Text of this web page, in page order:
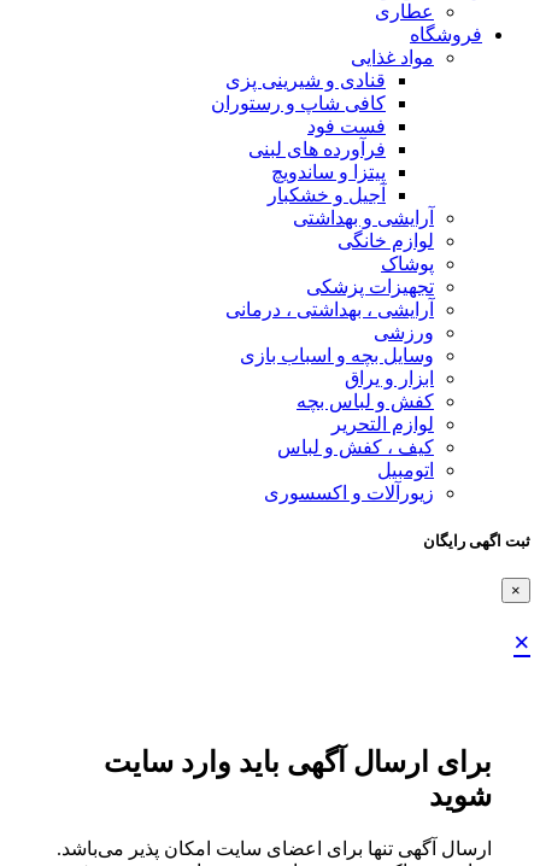
عطاری
فروشگاه
مواد غذایی
قنادی و شیرینی پزی
کافی شاپ و رستوران
فست فود
فرآورده های لبنی
پیتزا و ساندویچ
آجیل و خشکبار
آرایشی و بهداشتی
لوازم خانگی
پوشاک
تجهیزات پزشکی
آرایشی ، بهداشتی ، درمانی
ورزشی
وسایل بچه و اسباب بازی
ابزار و یراق
کفش و لباس بچه
لوازم التحریر
کیف ، کفش و لباس
اتومبیل
زیورآلات و اکسسوری
ثبت اگهی رایگان
×
×
برای ارسال آگهی باید وارد سایت
شوید
ارسال آگهی تنها برای اعضای سایت امکان پذیر می‌باشد.